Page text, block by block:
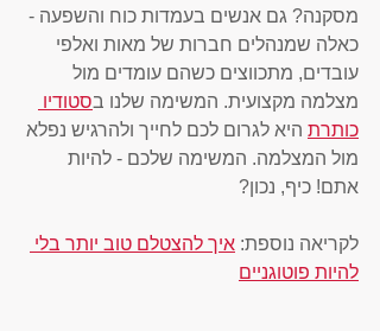
מסקנה? גם אנשים בעמדות כוח והשפעה -
כאלה שמנהלים חברות של מאות ואלפי
עובדים, מתכווצים כשהם עומדים מול
מצלמה מקצועית. המשימה שלנו בסטודיו
כותרת היא לגרום לכם לחייך ולהרגיש נפלא
מול המצלמה. המשימה שלכם - להיות
אתם! כיף, נכון?
לקריאה נוספת: איך להצטלם טוב יותר בלי
להיות פוטוגניים